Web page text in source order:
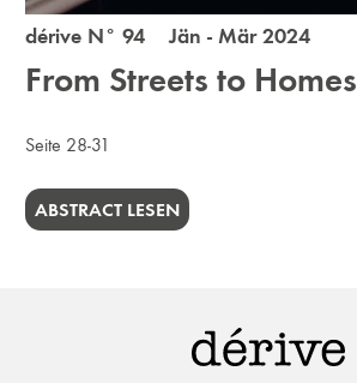
dérive N° 94 Jän - Mär 2024
From Streets to Homes
Seite 28-31
ABSTRACT LESEN